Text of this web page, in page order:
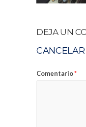
DEJA UN
Comentario*